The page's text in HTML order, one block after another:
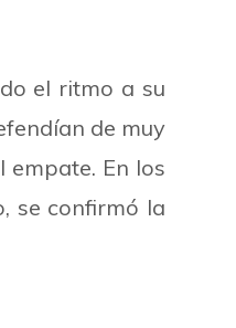
el ritmo a su
de muy
empate. En los
se confirmó la